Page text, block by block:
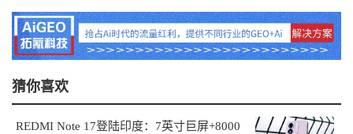
猜你喜欢
REDMI Note 17登陆印度：7英寸巨屏+8000